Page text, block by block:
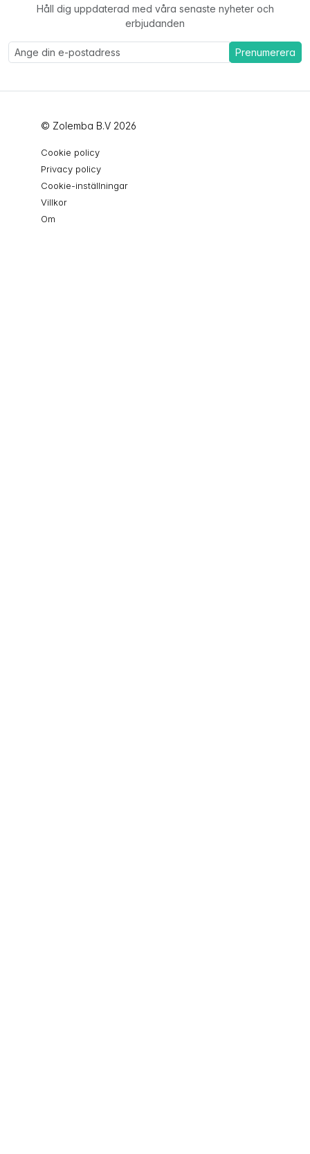
Håll dig uppdaterad med våra senaste nyheter och
erbjudanden
Prenumerera
© Zolemba B.V 2026
Cookie policy
Privacy policy
Cookie-inställningar
Villkor
Om